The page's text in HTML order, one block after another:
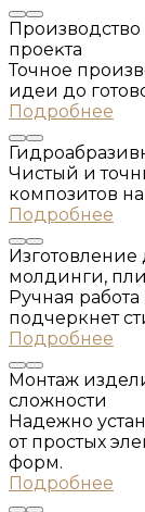
проеĸта
Точное
идеи до
Подробнее
Чистый и
композитов
Подробнее
молдинги,
Ручная
подчеркнет
Подробнее
Монтаж
сложности
Надежно
от простых
форм.
Подробнее